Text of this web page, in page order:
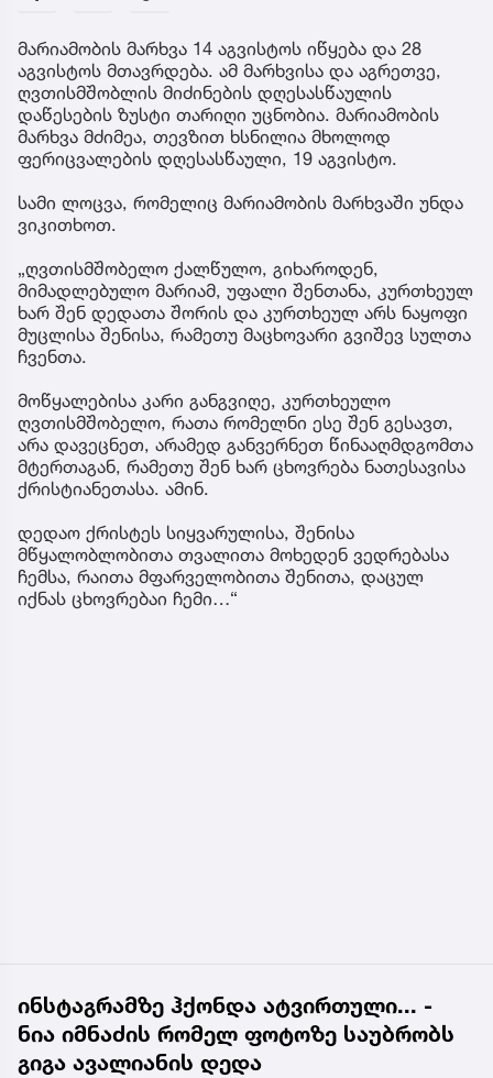
მარიამობის მარხვა 14 აგვისტოს იწყება და 28
აგვისტოს მთავრდება. ამ მარხვისა და აგრეთვე,
ღვთისმშობლის მიძინების დღესასწაულის
დაწესების ზუსტი თარიღი უცნობია. მარიამობის
მარხვა მძიმეა, თევზით ხსნილია მხოლოდ
ფერიცვალების დღესასწაული, 19 აგვისტო.
სამი ლოცვა, რომელიც მარიამობის მარხვაში უნდა
ვიკითხოთ.
„ღვთისმშობელო ქალწულო, გიხაროდენ,
მიმადლებულო მარიამ, უფალი შენთანა, კურთხეულ
ხარ შენ დედათა შორის და კურთხეულ არს ნაყოფი
მუცლისა შენისა, რამეთუ მაცხოვარი გვიშევ სულთა
ჩვენთა.
მოწყალებისა კარი განგვიღე, კურთხეულო
ღვთისმშობელო, რათა რომელნი ესე შენ გესავთ,
არა დავეცნეთ, არამედ განვერნეთ წინააღმდგომთა
მტერთაგან, რამეთუ შენ ხარ ცხოვრება ნათესავისა
ქრისტიანეთასა. ამინ.
დედაო ქრისტეს სიყვარულისა, შენისა
მწყალობლობითა თვალითა მოხედენ ვედრებასა
ჩემსა, რაითა მფარველობითა შენითა, დაცულ
იქნას ცხოვრებაი ჩემი…“
ინსტაგრამზე ჰქონდა ატვირთული... -
ნია იმნაძის რომელ ფოტოზე საუბრობს
გიგა ავალიანის დედა